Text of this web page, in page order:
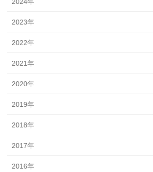
2023年
2022年
2021年
2020年
2019年
2018年
2017年
2016年